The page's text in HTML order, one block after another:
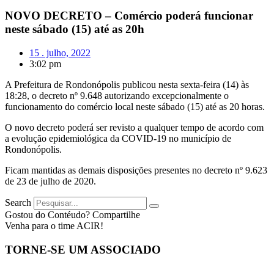
NOVO DECRETO – Comércio poderá funcionar
neste sábado (15) até as 20h
15 . julho, 2022
3:02 pm
A Prefeitura de Rondonópolis publicou nesta sexta-feira (14) às
18:28, o decreto nº 9.648 autorizando excepcionalmente o
funcionamento do comércio local neste sábado (15) até as 20 horas.
O novo decreto poderá ser revisto a qualquer tempo de acordo com
a evolução epidemiológica da COVID-19 no município de
Rondonópolis.
Ficam mantidas as demais disposições presentes no decreto nº 9.623
de 23 de julho de 2020.
Search
Gostou do Contéudo? Compartilhe
Venha para o time ACIR!
TORNE-SE UM ASSOCIADO